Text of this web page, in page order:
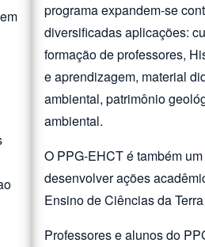
programa expandem-se
diversificadas aplicações:
formação de professores,
e aprendizagem, material
ambiental, patrimônio
ambiental.
O PPG-EHCT é também
desenvolver ações
Ensino de Ciências da
Professores e alunos do